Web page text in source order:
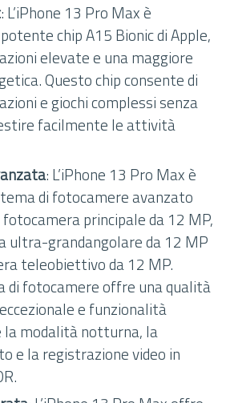
: L’iPhone 13 Pro Max è
chip A15 Bionic di Apple,
elevate e una maggiore
Questo chip consente di
e giochi complessi senza
facilmente le attività
: L’iPhone 13 Pro Max è
di fotocamere avanzato
principale da 12 MP,
ultra-grandangolare da 12 MP
teleobiettivo da 12 MP.
di fotocamere offre una qualità
e funzionalità
la modalità notturna, la
e la registrazione video in